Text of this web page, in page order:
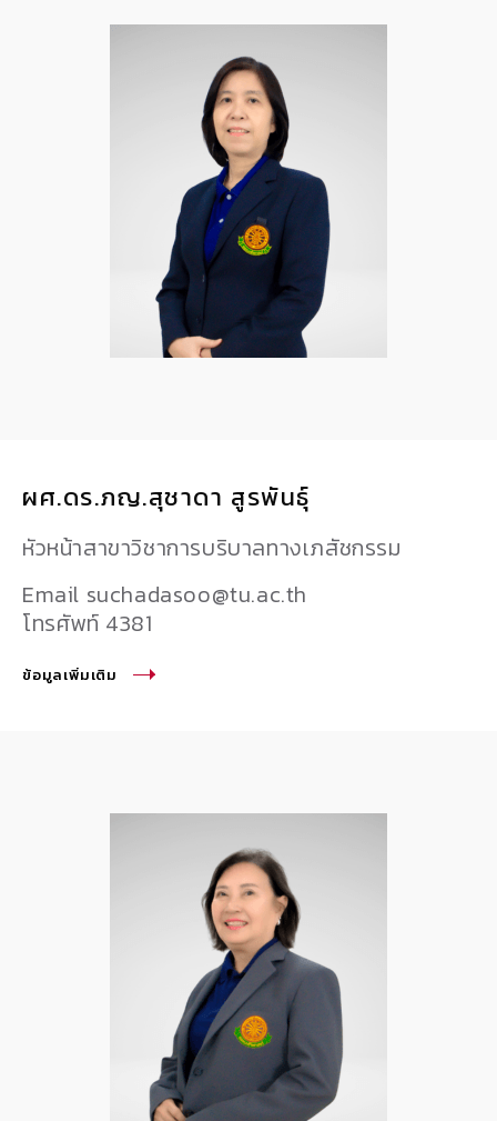
ผศ.ดร.ภญ.สุชาดา สูรพันธุ์
หัวหน้าสาขาวิชาการบริบาลทางเภสัชกรรม
Email suchadasoo@tu.ac.th
โทรศัพท์ 4381
ข้อมูลเพิ่มเติม